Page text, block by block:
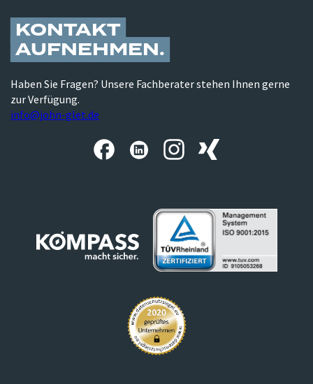
KONTAKT
AUFNEHMEN
Haben Sie Fragen? Unsere Fachberater stehen Ihnen gerne
zur Verfügung.
info@john-glet.de